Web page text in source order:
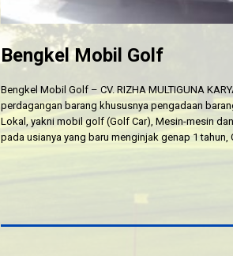
Bengkel Mobil Golf
Bengkel Mobil Golf – CV. RIZHA MULTIGUNA
perdagangan barang khususnya pengadaan
Lokal, yakni mobil golf (Golf Car), Mesin-mesin
pada usianya yang baru menginjak genap 1 tahun,